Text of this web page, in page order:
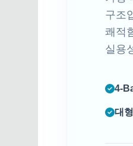
구조
쾌적
실용
4-
대